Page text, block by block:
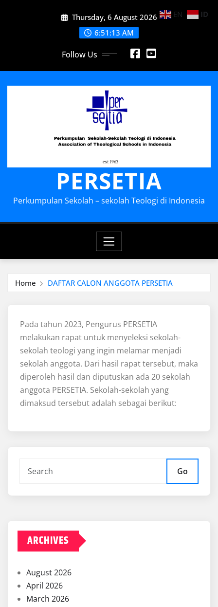
Thursday, 6 August 2026
6:51:13 AM
Follow Us
PERSETIA
Perkumpulan Sekolah – sekolah Teologi di Indonesia
Home DAFTAR CALON ANGGOTA PERSETIA
Pada tahun 2023, Pengurus PERSETIA
melakukan rapat untuk menyeleksi sekolah-
sekolah teologi yang ingin melamar menjadi
sekolah anggota. Dari hasil rapat tersebut, maka
diperoleh hasil dan diputuskan ada 20 sekolah
anggota PERSETIA. Sekolah-sekolah yang
dimaksud tersebut adalah sebagai berikut:
Go
ARCHIVES
August 2026
April 2026
March 2026
EN ID